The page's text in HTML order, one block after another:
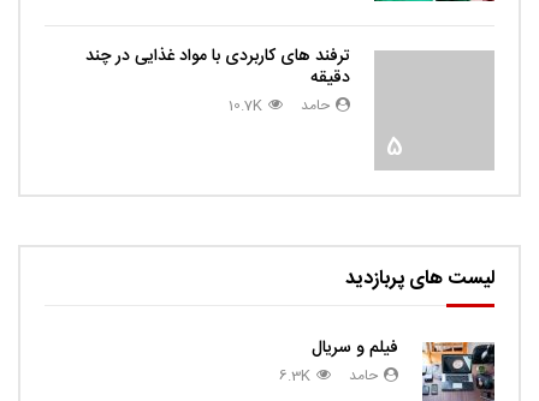
5
ترفند های کاربردی با مواد غذایی در چند
دقیقه
حامد 10.7K
لیست های پربازدید
فیلم و سریال
حامد 6.3K